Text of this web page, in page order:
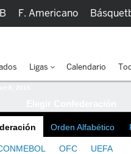
Orden Alfabético
OFC UEFA
F. Americano
Ligas Calendario